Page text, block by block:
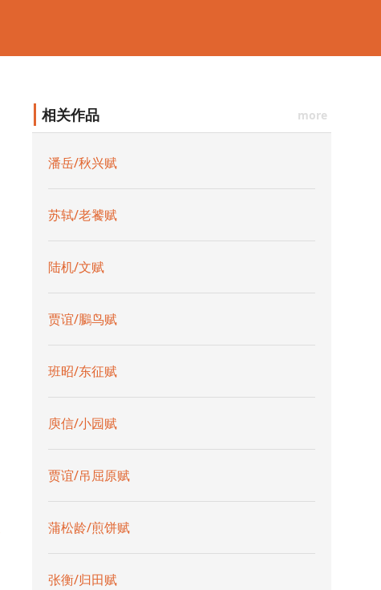
相关作品 more
潘岳/秋兴赋
苏轼/老饕赋
陆机/文赋
贾谊/鵩鸟赋
班昭/东征赋
庾信/小园赋
贾谊/吊屈原赋
蒲松龄/煎饼赋
张衡/归田赋